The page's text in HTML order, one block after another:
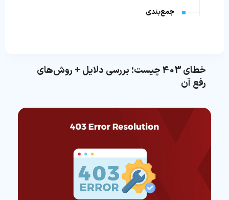
خطای 403 چیست؛ بررسی دلایل + روش‌های
رفع‌ آن
جمع‌بندی